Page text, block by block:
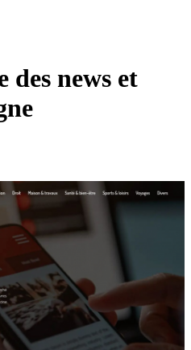
news et